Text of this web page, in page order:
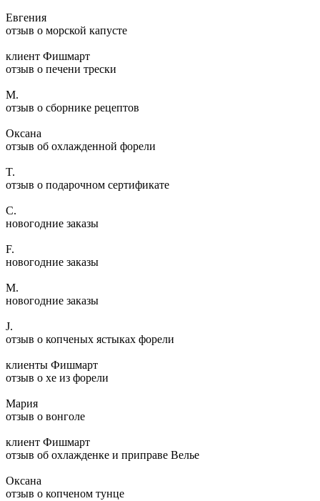
Евгения
отзыв о морской капусте
клиент Фишмарт
отзыв о печени трески
М.
отзыв о сборнике рецептов
Оксана
отзыв об охлажденной форели
T.
отзыв о подарочном сертификате
C.
новогодние заказы
F.
новогодние заказы
M.
новогодние заказы
J.
отзыв о копченых ястыках форели
клиенты Фишмарт
отзыв о хе из форели
Мария
отзыв о вонголе
клиент Фишмарт
отзыв об охлажденке и приправе Велье
Оксана
отзыв о копченом тунце